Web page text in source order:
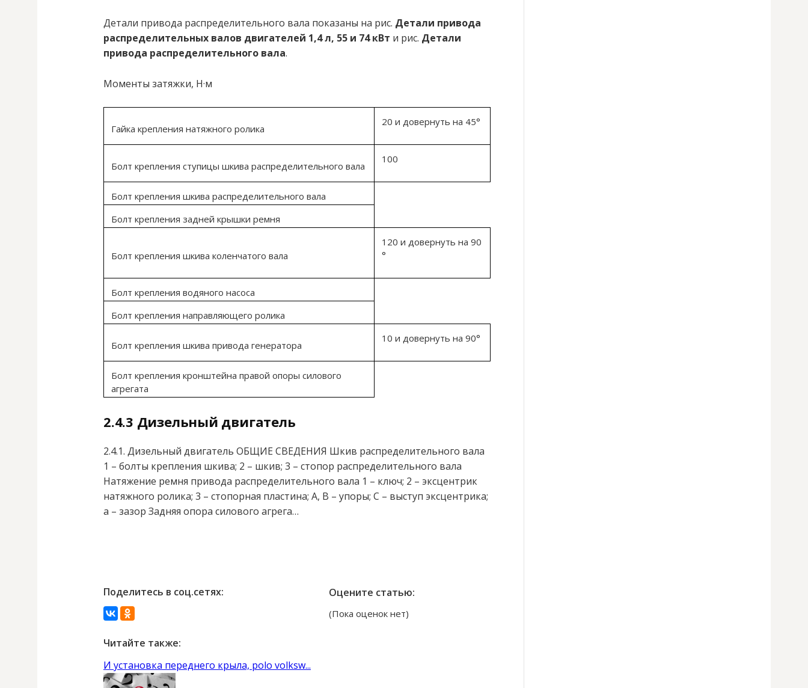
Детали привода распределительного вала показаны на рис. Детали привода
распределительных валов двигателей 1,4 л, 55 и 74 кВт и рис. Детали
привода распределительного вала.
Моменты затяжки, Н·м
Гайка крепления натяжного ролика
20 и довернуть на 45°
Болт крепления ступицы шкива распределительного вала
100
Болт крепления шкива распределительного вала
Болт крепления задней крышки ремня
Болт крепления шкива коленчатого вала
120 и довернуть на 90
°
Болт крепления водяного насоса
Болт крепления направляющего ролика
Болт крепления шкива привода генератора
10 и довернуть на 90°
Болт крепления кронштейна правой опоры силового
агрегата
2.4.3 Дизельный двигатель
2.4.1. Дизельный двигатель ОБЩИЕ СВЕДЕНИЯ Шкив распределительного вала
1 – болты крепления шкива; 2 – шкив; 3 – стопор распределительного вала
Натяжение ремня привода распределительного вала 1 – ключ; 2 – эксцентрик
натяжного ролика; 3 – стопорная пластина; А, В – упоры; С – выступ эксцентрика;
а – зазор Задняя опора силового агрега…
Поделитесь в соц.сетях: Оцените статью:
(Пока оценок нет)
Читайте также:
И установка переднего крыла, polo volksw...